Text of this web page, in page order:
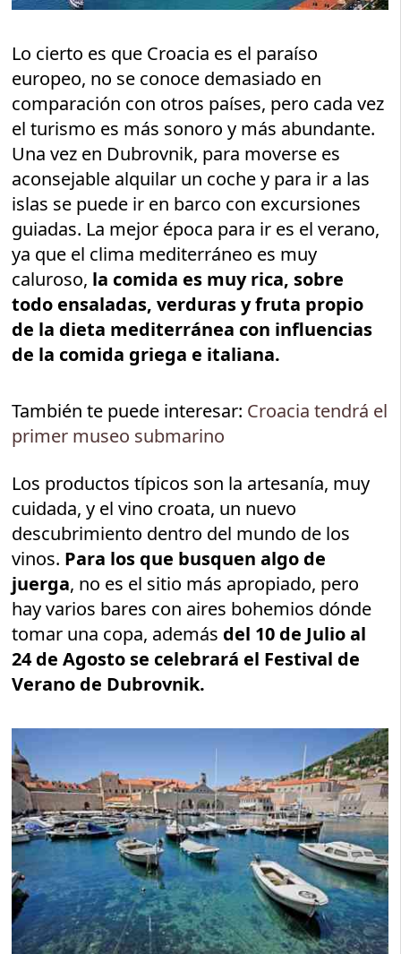
Lo cierto es que Croacia es el paraíso
europeo, no se conoce demasiado en
comparación con otros países, pero cada vez
el turismo es más sonoro y más abundante.
Una vez en Dubrovnik, para moverse es
aconsejable alquilar un coche y para ir a las
islas se puede ir en barco con excursiones
guiadas. La mejor época para ir es el verano,
ya que el clima mediterráneo es muy
caluroso, la comida es muy rica, sobre
todo ensaladas, verduras y fruta propio
de la dieta mediterránea con influencias
de la comida griega e italiana.
También te puede interesar: Croacia tendrá el
primer museo submarino
Los productos típicos son la artesanía, muy
cuidada, y el vino croata, un nuevo
descubrimiento dentro del mundo de los
vinos. Para los que busquen algo de
juerga, no es el sitio más apropiado, pero
hay varios bares con aires bohemios dónde
tomar una copa, además del 10 de Julio al
24 de Agosto se celebrará el Festival de
Verano de Dubrovnik.